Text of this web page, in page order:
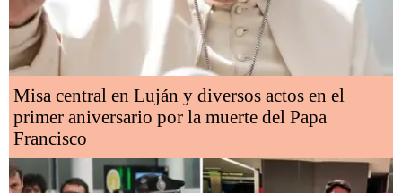
Misa central en Luján y diversos actos en el
primer aniversario por la muerte del Papa
Francisco